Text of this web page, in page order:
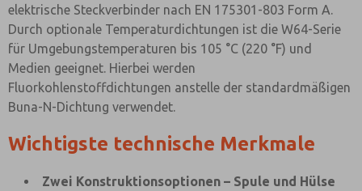
elektrische Steckverbinder nach EN 175301-803 Form A.
Durch optionale Temperaturdichtungen ist die W64-Serie
für Umgebungstemperaturen bis 105 °C (220 °F) und
Medien geeignet. Hierbei werden
Fluorkohlenstoffdichtungen anstelle der standardmäßigen
Buna-N-Dichtung verwendet.
Wichtigste technische Merkmale
Zwei Konstruktionsoptionen – Spule und Hülse